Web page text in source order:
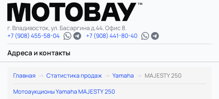
г. Владивосток, ул. Басаргина д.44. Офис 8.
+7 (908) 455-58-04
+7 (908) 441-80-40
Адреса и контакты
Yamaha
Главная Статистика продаж Yamaha
MAJESTY 250
Мотоаукционы Yamaha MAJESTY 250